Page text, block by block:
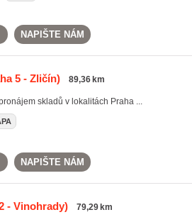
NAPIŠTE NÁM
5 - Zličín) 89,36 km
skladů v lokalitách Praha ...
NAPIŠTE NÁM
- Vinohrady) 79,29 km